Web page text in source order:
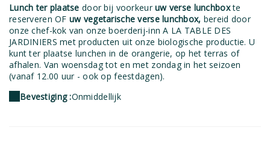
Lunch ter plaatse door bij voorkeuruw verse lunchboxte
reserveren OF uw vegetarische verse lunchbox, bereid door
onze chef-kok van onze boerderij-inn A LA TABLE DES
JARDINIERS met producten uit onze biologische productie. U
kunt ter plaatse lunchen in de orangerie, op het terras of
afhalen. Van woensdag tot en met zondag in het seizoen
(vanaf 12.00 uur - ook op feestdagen).
Bevestiging :Onmiddellijk